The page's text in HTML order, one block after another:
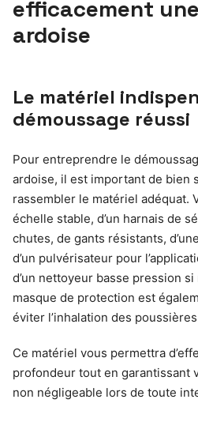
efficacement
ardoise
Le matériel
démoussage réussi
Pour entreprendre le
ardoise, il est important de bien
rassembler le matériel adéquat.
échelle stable, d’un harnais de
chutes, de gants résistants,
d’un pulvérisateur pour
d’un nettoyeur basse pression
masque de protection est
éviter l’inhalation des
Ce matériel vous permettra
profondeur tout en garantissant
non négligeable lors de toute